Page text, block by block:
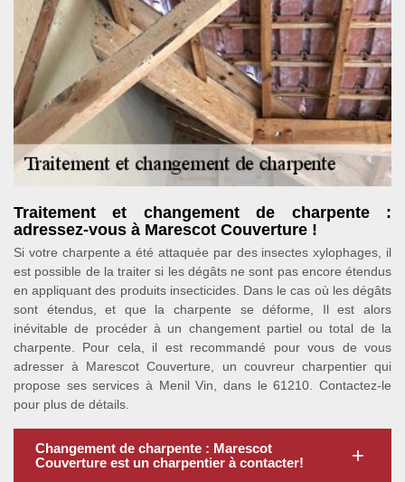
Traitement et changement de charpente :
adressez-vous à Marescot Couverture !
Si votre charpente a été attaquée par des insectes xylophages, il
est possible de la traiter si les dégâts ne sont pas encore étendus
en appliquant des produits insecticides. Dans le cas où les dégâts
sont étendus, et que la charpente se déforme, Il est alors
inévitable de procéder à un changement partiel ou total de la
charpente. Pour cela, il est recommandé pour vous de vous
adresser à Marescot Couverture, un couvreur charpentier qui
propose ses services à Menil Vin, dans le 61210. Contactez-le
pour plus de détails.
Changement de charpente : Marescot
Couverture est un charpentier à contacter!